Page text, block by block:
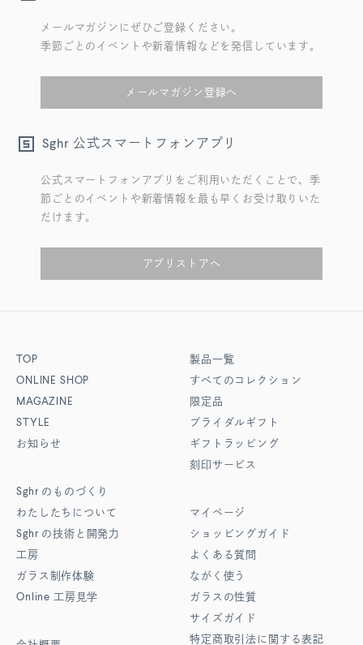
メールマガジンにぜひご登録ください。
季節ごとのイベントや新着情報などを発信しています。
メールマガジン登録へ
Sghr 公式スマートフォンアプリ
公式スマートフォンアプリをご利用いただくことで、季
節ごとのイベントや新着情報を最も早くお受け取りいた
だけます。
アプリストアへ
TOP
ONLINE SHOP
MAGAZINE
STYLE
お知らせ
Sghr のものづくり
わたしたちについて
Sghr の技術と開発力
工房
ガラス制作体験
Online 工房見学
製品一覧
すべてのコレクション
限定品
ブライダルギフト
ギフトラッピング
刻印サービス
マイページ
ショッピングガイド
よくある質問
ながく使う
ガラスの性質
サイズガイド
特定商取引法に関する表記